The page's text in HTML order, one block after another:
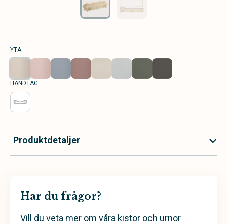
YTA
HANDTAG
Produktdetaljer
Har du frågor?
Vill du veta mer om våra kistor och urnor